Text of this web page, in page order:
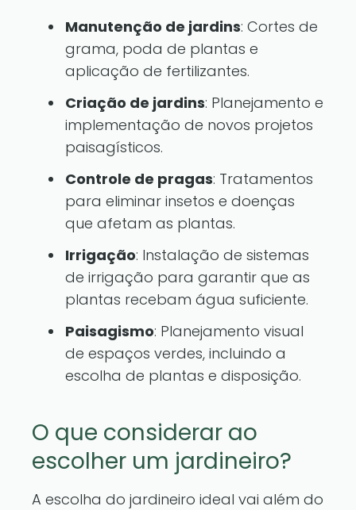
Manutenção de jardins: Cortes de
grama, poda de plantas e
aplicação de fertilizantes.
Criação de jardins: Planejamento e
implementação de novos projetos
paisagísticos.
Controle de pragas: Tratamentos
para eliminar insetos e doenças
que afetam as plantas.
Irrigação: Instalação de sistemas
de irrigação para garantir que as
plantas recebam água suficiente.
Paisagismo: Planejamento visual
de espaços verdes, incluindo a
escolha de plantas e disposição.
O que considerar ao
escolher um jardineiro?
A escolha do jardineiro ideal vai além do